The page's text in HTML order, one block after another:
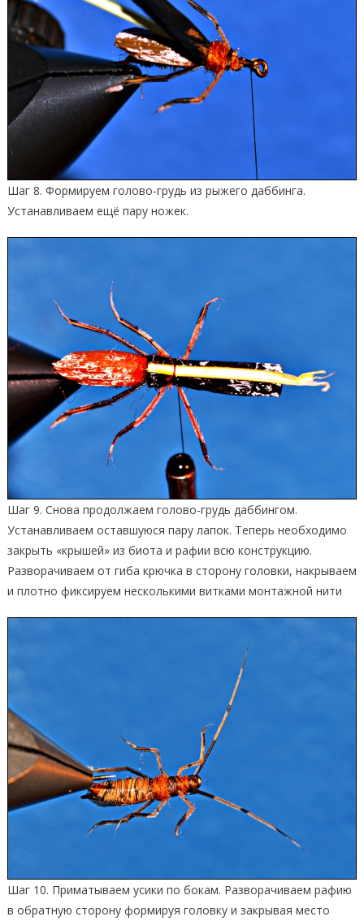
Шаг 8. Формируем голово-грудь из рыжего даббинга.
Устанавливаем ещё пару ножек.
Шаг 9. Снова продолжаем голово-грудь даббингом.
Устанавливаем оставшуюся пару лапок. Теперь необходимо
закрыть «крышей» из биота и рафии всю конструкцию.
Разворачиваем от гиба крючка в сторону головки, накрываем
и плотно фиксируем несколькими витками монтажной нити
Шаг 10. Приматываем усики по бокам. Разворачиваем рафию
в обратную сторону формируя головку и закрывая место